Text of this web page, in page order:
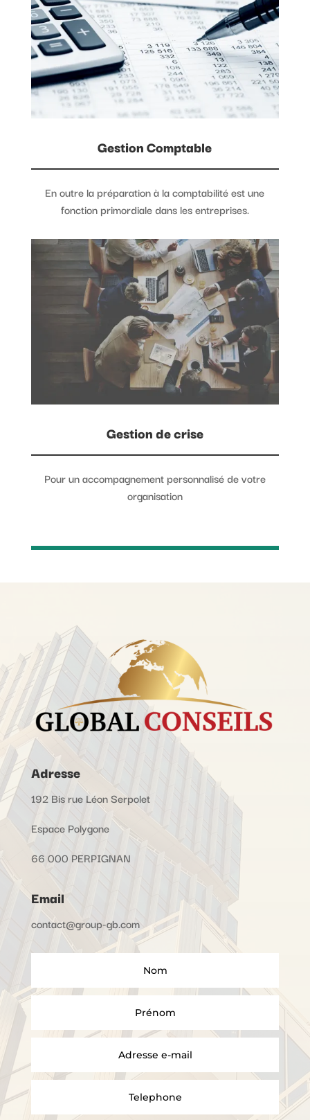
Gestion Comptable
En outre la préparation à la comptabilité est une
fonction primordiale dans les entreprises.
Gestion de crise
Pour un accompagnement personnalisé de votre
organisation
Adresse
192 Bis rue Léon Serpolet
Espace Polygone
66 000 PERPIGNAN
Email
contact@group-gb.com